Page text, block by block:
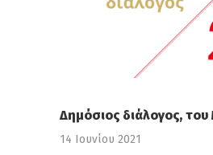
Δημόσιος διάλογος, του
14 Ιουνίου 2021